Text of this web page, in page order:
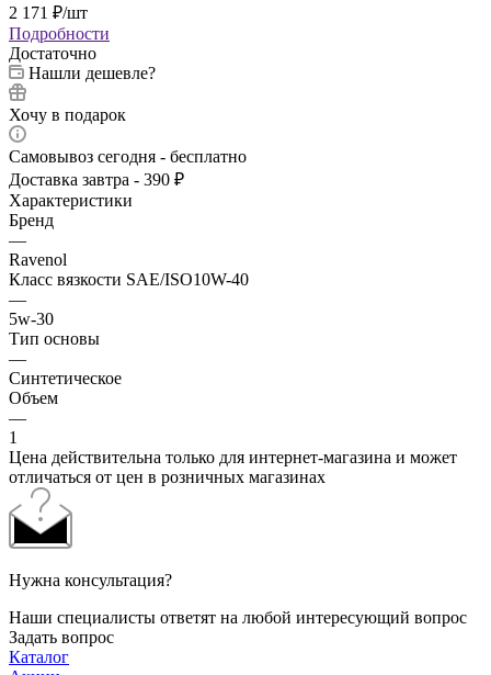
2 171 ₽/шт
Подробности
Достаточно
Нашли дешевле?
Хочу в подарок
Самовывоз сегодня - бесплатно
Доставка завтра - 390 ₽
Характеристики
Бренд
—
Ravenol
Класс вязкости SAE/ISO10W-40
—
5w-30
Тип основы
—
Синтетическое
Объем
—
1
Цена действительна только для интернет-магазина и может
отличаться от цен в розничных магазинах
Нужна консультация?
Наши специалисты ответят на любой интересующий вопрос
Задать вопрос
Каталог